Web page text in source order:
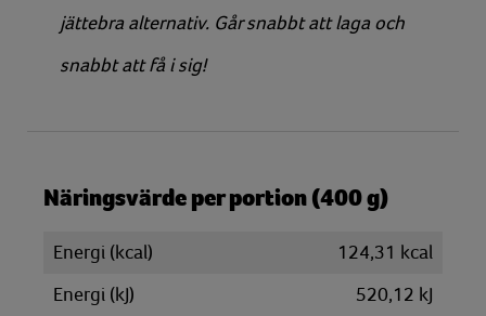
jättebra alternativ. Går snabbt att laga och
snabbt att få i sig!
Näringsvärde per portion (400 g)
Energi (kcal)
124,31 kcal
Energi (kJ)
520,12 kJ